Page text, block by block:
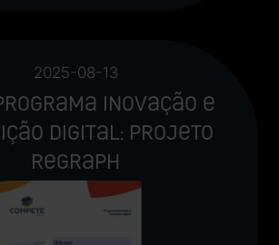
2025-08-13
inovação e
digital: Projeto
rEGraph